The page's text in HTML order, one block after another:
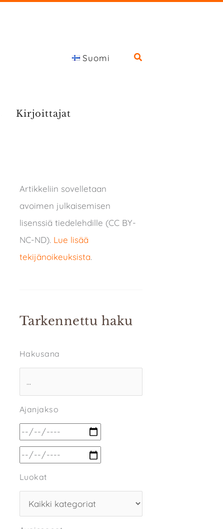
Suomi
Kirjoittajat
Artikkeliin sovelletaan
avoimen julkaisemisen
lisenssiä tiedelehdille (CC BY-
NC-ND). Lue lisää
tekijänoikeuksista.
Tarkennettu haku
Hakusana
Ajanjakso
Luokat